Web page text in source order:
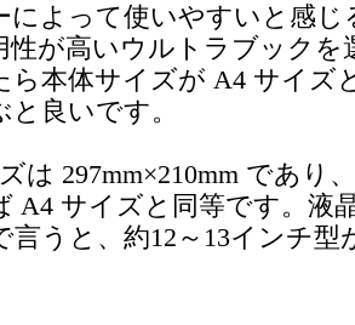
によって使いやすいと感
性が高いウルトラブックを
ら本体サイズが A4 サイズ
と良いです。
は 297mm×210mm であり
A4 サイズと同等です。液
言うと、約12～13インチ型